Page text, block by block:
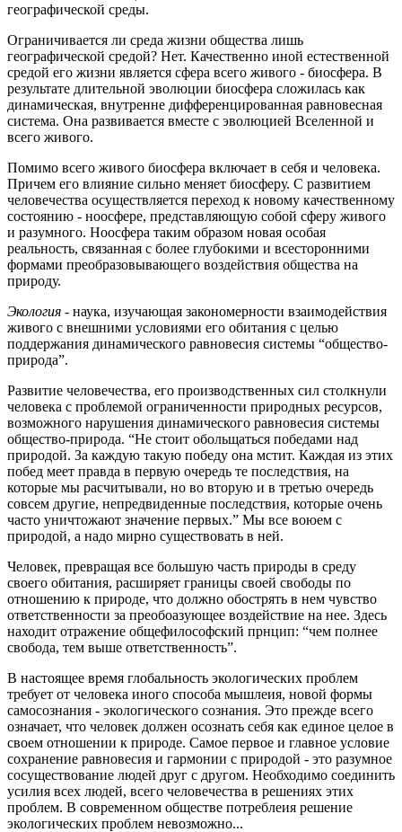
географической среды.
Ограничивается ли среда жизни общества лишь
географической средой? Нет. Качественно иной естественной
средой его жизни является сфера всего живого - биосфера. В
результате длительной эволюции биосфера сложилась как
динамическая, внутренне дифференцированная равновесная
система. Она развивается вместе с эволюцией Вселенной и
всего живого.
Помимо всего живого биосфера включает в себя и человека.
Причем его влияние сильно меняет биосферу. С развитием
человечества осуществляется переход к новому качественному
состоянию - ноосфере, представляющую собой сферу живого
и разумного. Ноосфера таким образом новая особая
реальность, связанная с более глубокими и всесторонними
формами преобразовывающего воздействия общества на
природу.
Экология - наука, изучающая закономерности взаимодействия
живого с внешними условиями его обитания с целью
поддержания динамического равновесия системы “общество-
природа”.
Развитие человечества, его производственных сил столкнули
человека с проблемой ограниченности природных ресурсов,
возможного нарушения динамического равновесия системы
общество-природа. “Не стоит обольщаться победами над
природой. За каждую такую победу она мстит. Каждая из этих
побед меет правда в первую очередь те последствия, на
которые мы расчитывали, но во вторую и в третью очередь
совсем другие, непредвиденные последствия, которые очень
часто уничтожают значение первых.” Мы все воюем с
природой, а надо мирно существовать в ней.
Человек, превращая все большую часть природы в среду
своего обитания, расширяет границы своей свободы по
отношению к природе, что должно обострять в нем чувство
ответственности за преобоазующее воздействие на нее. Здесь
находит отражение общефилософский прнцип: “чем полнее
свобода, тем выше ответственность”.
В настоящее время глобальность экологических проблем
требует от человека иного способа мышлеия, новой формы
самосознания - экологического сознания. Это прежде всего
означает, что человек должен осознать себя как единое целое в
своем отношении к природе. Самое первое и главное условие
сохранение равновесия и гармонии с природой - это разумное
сосуществование людей друг с другом. Необходимо соединить
усилия всех людей, всего человечества в решениях этих
проблем. В современном обществе потреблеия решение
экологических проблем невозможно...